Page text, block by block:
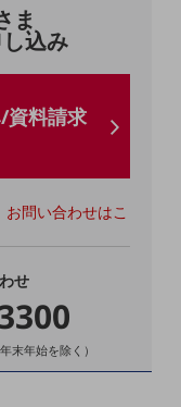
ま
込み
資料請求
問い合わせはこ
せ
末年始を除く）